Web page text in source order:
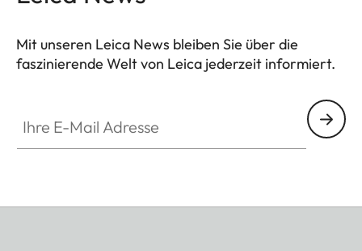
Mit unseren Leica News bleiben Sie über die
faszinierende Welt von Leica jederzeit informiert.